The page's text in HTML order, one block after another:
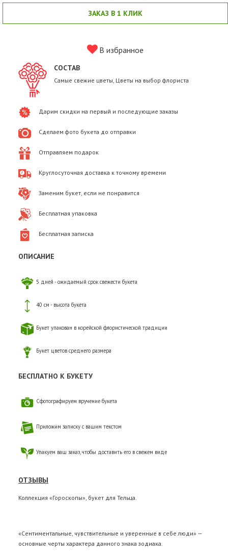
ЗАКАЗ В 1 КЛИК
В избранное
СОСТАВ
Самые свежие цветы, Цветы на выбор флориста
Дарим скидки на первый и последующие заказы
Сделаем фото букета до отправки
Отправляем подарок
Круглосуточная доставка к точному времени
Заменим букет, если не понравится
Бесплатная упаковка
Бесплатная записка
ОПИСАНИЕ
5 дней - ожидаемый срок свежести букета
40 см - высота букета
Букет упакован в корейской флористической традиции
Букет цветов среднего размера
БЕСПЛАТНО К БУКЕТУ
Сфотографируем вручение букета
Приложим записку с вашим текстом
Упакуем ваш заказ, чтобы доставить его в свежем виде
ОТЗЫВЫ
Коллекция «Гороскопы», букет для Тельца.
«Сентиментальные, чувствительные и уверенные в себе люди» —
основные черты характера данного знака зодиака.